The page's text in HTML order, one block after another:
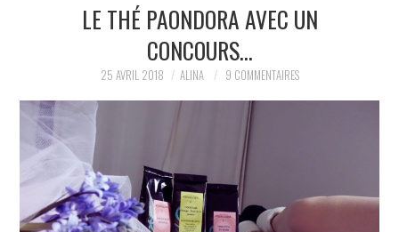
DANS MON BLOG, JE VEUX
PARTAGER MES
TROUVAILLES ET MES
ENVIES DANS LA MODE, LE
LUXE ET LA BEAUTÉ EN Y
LE THÉ PAONDORA AVEC UN
CONCOURS…
25 AVRIL 2018 ALINA 9 COMMENTAIRES